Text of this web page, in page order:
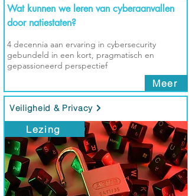
Wat kunnen we leren van cyberaanvallen
door natiestaten?
4 decennia aan ervaring in cybersecurity
gebundeld in een kort, pragmatisch en
gepassioneerd perspectief
Meer
Veiligheid & Privacy
Lezing